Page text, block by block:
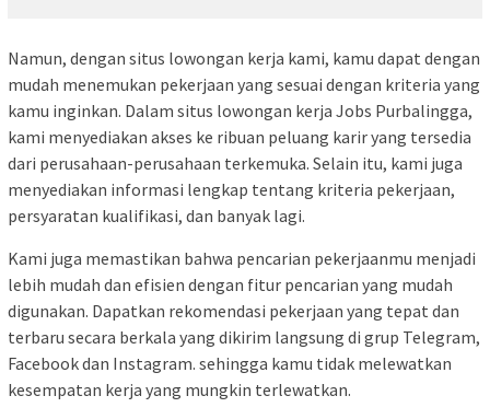
Namun, dengan situs lowongan kerja kami, kamu dapat dengan
mudah menemukan pekerjaan yang sesuai dengan kriteria yang
kamu inginkan. Dalam situs lowongan kerja Jobs Purbalingga,
kami menyediakan akses ke ribuan peluang karir yang tersedia
dari perusahaan-perusahaan terkemuka. Selain itu, kami juga
menyediakan informasi lengkap tentang kriteria pekerjaan,
persyaratan kualifikasi, dan banyak lagi.
Kami juga memastikan bahwa pencarian pekerjaanmu menjadi
lebih mudah dan efisien dengan fitur pencarian yang mudah
digunakan. Dapatkan rekomendasi pekerjaan yang tepat dan
terbaru secara berkala yang dikirim langsung di grup Telegram,
Facebook dan Instagram. sehingga kamu tidak melewatkan
kesempatan kerja yang mungkin terlewatkan.